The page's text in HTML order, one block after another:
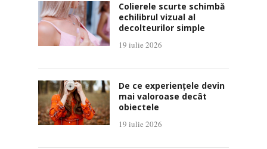
Colierele scurte schimbă
echilibrul vizual al
decolteurilor simple
19 iulie 2026
De ce experiențele devin
mai valoroase decât
obiectele
19 iulie 2026